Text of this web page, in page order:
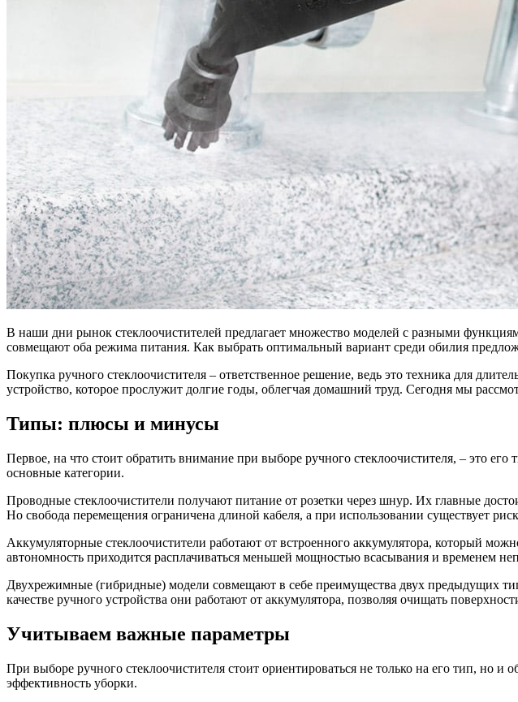
В наши дни рынок стеклоочистителей предлагает множество моделей с разными
совмещают оба режима питания. Как выбрать оптимальный вариант среди обилия
Покупка ручного стеклоочистителя – ответственное решение, ведь это техника для
устройство, которое прослужит долгие годы, облегчая домашний труд. Сегодня мы
Типы: плюсы и минусы
Первое, на что стоит обратить внимание при выборе ручного стеклоочистителя, – это
основные категории.
Проводные стеклоочистители получают питание от розетки через шнур. Их главные
Но свобода перемещения ограничена длиной кабеля, а при использовании существует
Аккумуляторные стеклоочистители работают от встроенного аккумулятора, который
автономность приходится расплачиваться меньшей мощностью всасывания и временем
Двухрежимные (гибридные) модели совмещают в себе преимущества двух предыдущих
качестве ручного устройства они работают от аккумулятора, позволяя очищать
Учитываем важные параметры
При выборе ручного стеклоочистителя стоит ориентироваться не только на его тип, но
эффективность уборки.